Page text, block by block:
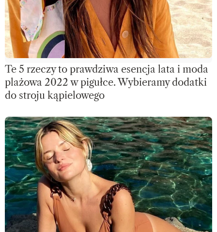
Te 5 rzeczy to prawdziwa esencja lata i moda
plażowa 2022 w pigułce. Wybieramy dodatki
do stroju kąpielowego